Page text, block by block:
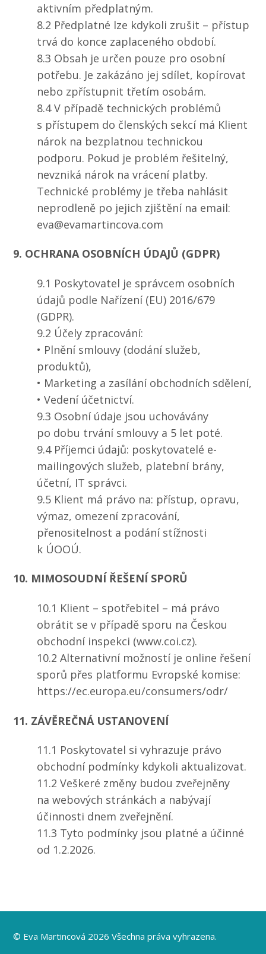
aktivním předplatným.
8.2 Předplatné lze kdykoli zrušit – přístup
trvá do konce zaplaceného období.
8.3 Obsah je určen pouze pro osobní
potřebu. Je zakázáno jej sdílet, kopírovat
nebo zpřístupnit třetím osobám.
8.4 V případě technických problémů
s přístupem do členských sekcí má Klient
nárok na bezplatnou technickou
podporu. Pokud je problém řešitelný,
nevzniká nárok na vrácení platby.
Technické problémy je třeba nahlásit
neprodleně po jejich zjištění na email:
eva@evamartincova.com
9. OCHRANA OSOBNÍCH ÚDAJŮ (GDPR)
9.1 Poskytovatel je správcem osobních
údajů podle Nařízení (EU) 2016/679
(GDPR).
9.2 Účely zpracování:
• Plnění smlouvy (dodání služeb,
produktů),
• Marketing a zasílání obchodních sdělení,
• Vedení účetnictví.
9.3 Osobní údaje jsou uchovávány
po dobu trvání smlouvy a 5 let poté.
9.4 Příjemci údajů: poskytovatelé e-
mailingových služeb, platební brány,
účetní, IT správci.
9.5 Klient má právo na: přístup, opravu,
výmaz, omezení zpracování,
přenositelnost a podání stížnosti
k ÚOOÚ.
10. MIMOSOUDNÍ ŘEŠENÍ SPORŮ
10.1 Klient – spotřebitel – má právo
obrátit se v případě sporu na Českou
obchodní inspekci (www.coi.cz).
10.2 Alternativní možností je online řešení
sporů přes platformu Evropské komise:
https://ec.europa.eu/consumers/odr/
11. ZÁVĚREČNÁ USTANOVENÍ
11.1 Poskytovatel si vyhrazuje právo
obchodní podmínky kdykoli aktualizovat.
11.2 Veškeré změny budou zveřejněny
na webových stránkách a nabývají
účinnosti dnem zveřejnění.
11.3 Tyto podmínky jsou platné a účinné
od 1.2.2026.
© Eva Martincová 2026 Všechna práva vyhrazena.